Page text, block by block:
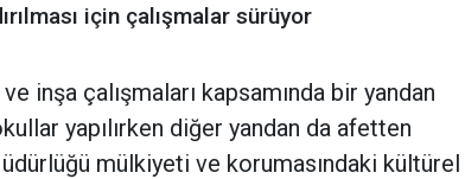
için çalışmalar sürüyor
inşa çalışmaları kapsamında bir yandan
yapılırken diğer yandan da afetten
mülkiyeti ve korumasındaki kültürel